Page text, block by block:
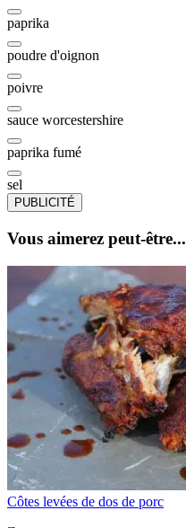
paprika
poudre d'oignon
poivre
sauce worcestershire
paprika fumé
sel
PUBLICITÉ
Vous aimerez peut-être...
Côtes levées de dos de porc